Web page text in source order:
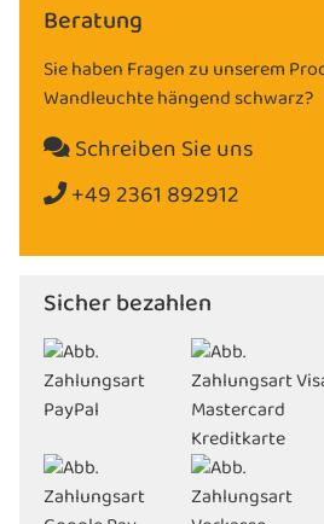
Beratung
Sie haben Fragen zu unserem
Wandleuchte hängend schwarz?
Schreiben Sie uns
+49 2361 892912
Sicher bezahlen